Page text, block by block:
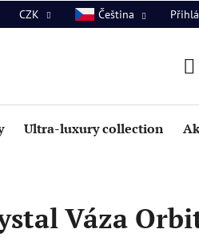
CZK Čeština
Ultra-luxury collection
Váza